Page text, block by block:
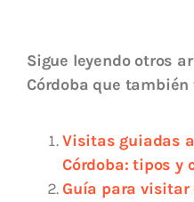
Sigue leyendo otros
Córdoba que
Visitas guiadas
Córdoba: tipos y
Guía para visitar